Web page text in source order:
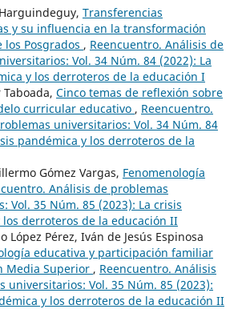
Transferencias
y su influencia en la transformación
Posgrados , Reencuentro. Análisis de
Vol. 34 Núm. 84 (2022): La
y los derroteros de la educación I
Cinco temas de reflexión sobre
curricular educativo , Reencuentro.
universitarios: Vol. 34 Núm. 84
pandémica y los derroteros de la
Gómez Vargas, Fenomenología
Análisis de problemas
Vol. 35 Núm. 85 (2023): La crisis
los derroteros de la educación II
López Pérez, Iván de Jesús Espinosa
educativa y participación familiar
Media Superior , Reencuentro. Análisis
universitarios: Vol. 35 Núm. 85 (2023):
y los derroteros de la educación II